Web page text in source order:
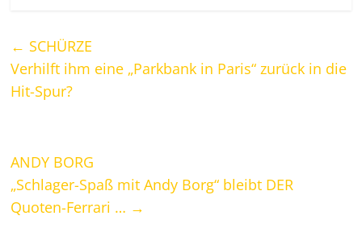
← SCHÜRZE
Verhilft ihm eine „Parkbank in Paris“ zurück in die
Hit-Spur?
ANDY BORG
„Schlager-Spaß mit Andy Borg“ bleibt DER
Quoten-Ferrari … →